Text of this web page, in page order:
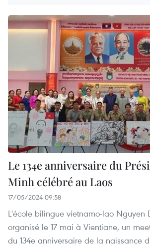
Le 134e anniversaire du
Minh célébré au Laos
17/05/2024 09:58
L'école bilingue vietnamo-lao Nguyen
organisé le 17 mai à Vientiane, un
du 134e anniversaire de la naissance